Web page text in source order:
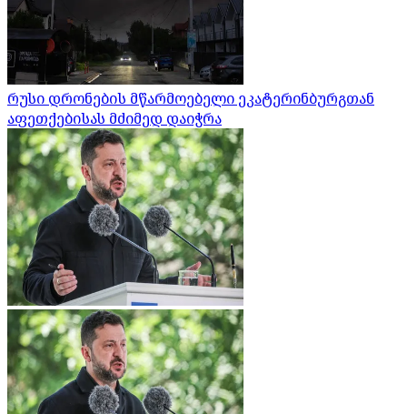
რუსი დრონების მწარმოებელი ეკატერინბურგთან
აფეთქებისას მძიმედ დაიჭრა